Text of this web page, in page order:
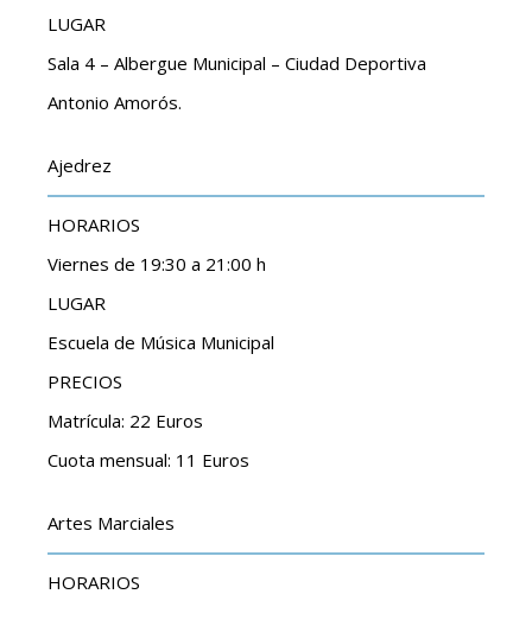
LUGAR
Sala 4 – Albergue Municipal – Ciudad Deportiva
Antonio Amorós.
Ajedrez
HORARIOS
Viernes de 19:30 a 21:00 h
LUGAR
Escuela de Música Municipal
PRECIOS
Matrícula: 22 Euros
Cuota mensual: 11 Euros
Artes Marciales
HORARIOS